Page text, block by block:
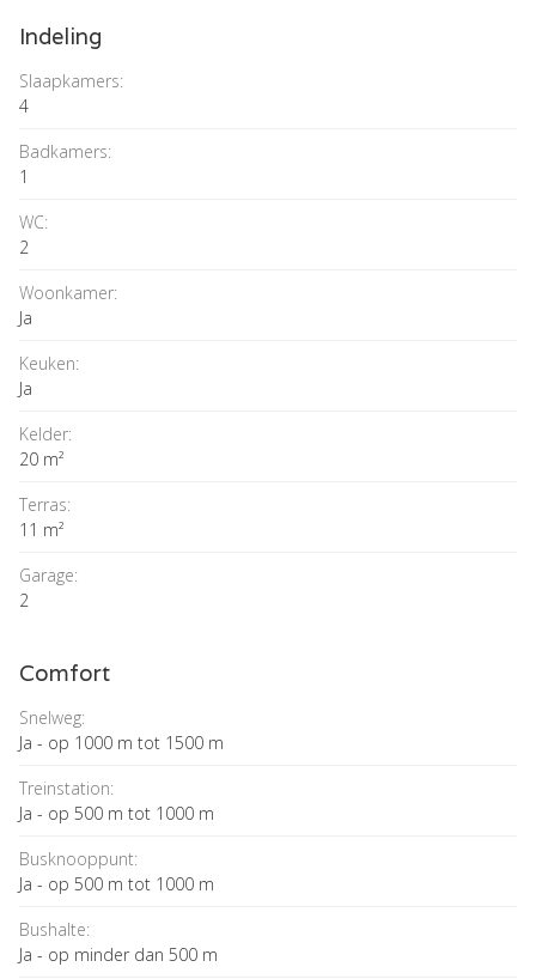
Indeling
Slaapkamers:
4
Badkamers:
1
WC:
2
Woonkamer:
Ja
Keuken:
Ja
Kelder:
20 m²
Terras:
11 m²
Garage:
2
Comfort
Snelweg:
Ja - op 1000 m tot 1500 m
Treinstation:
Ja - op 500 m tot 1000 m
Busknooppunt:
Ja - op 500 m tot 1000 m
Bushalte:
Ja - op minder dan 500 m